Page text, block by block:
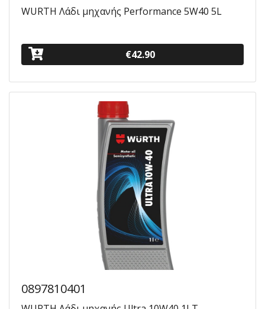
WURTH Λάδι μηχανής Performance 5W40 5L
€42.90
0897810401